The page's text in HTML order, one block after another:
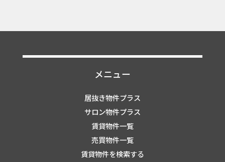
メニュー
居抜き物件プラス
サロン物件プラス
賃貸物件一覧
売買物件一覧
賃貸物件を検索する